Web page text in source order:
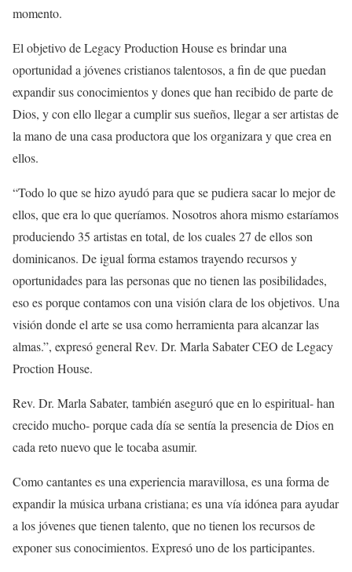
momento.
El objetivo de Legacy Production House es brindar una
oportunidad a jóvenes cristianos talentosos, a fin de que puedan
expandir sus conocimientos y dones que han recibido de parte de
Dios, y con ello llegar a cumplir sus sueños, llegar a ser artistas de
la mano de una casa productora que los organizara y que crea en
ellos.
“Todo lo que se hizo ayudó para que se pudiera sacar lo mejor de
ellos, que era lo que queríamos. Nosotros ahora mismo estaríamos
produciendo 35 artistas en total, de los cuales 27 de ellos son
dominicanos. De igual forma estamos trayendo recursos y
oportunidades para las personas que no tienen las posibilidades,
eso es porque contamos con una visión clara de los objetivos. Una
visión donde el arte se usa como herramienta para alcanzar las
almas.”, expresó general Rev. Dr. Marla Sabater CEO de Legacy
Proction House.
Rev. Dr. Marla Sabater, también aseguró que en lo espiritual- han
crecido mucho- porque cada día se sentía la presencia de Dios en
cada reto nuevo que le tocaba asumir.
Como cantantes es una experiencia maravillosa, es una forma de
expandir la música urbana cristiana; es una vía idónea para ayudar
a los jóvenes que tienen talento, que no tienen los recursos de
exponer sus conocimientos. Expresó uno de los participantes.